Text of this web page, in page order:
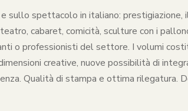
sullo spettacolo in italiano: prestigiazione,
cabaret, comicità, sculture con i
o professionisti del settore. I volumi
creative, nuove possibilità di
Qualità di stampa e ottima rilegatura.